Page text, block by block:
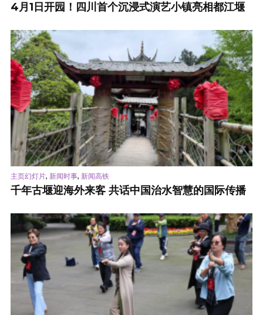
4月1日开园！四川首个沉浸式演艺小镇亮相都江堰
主页幻灯片, 新闻时事, 新闻高铁
千年古堰迎海外来客 共话中国治水智慧的国际传播